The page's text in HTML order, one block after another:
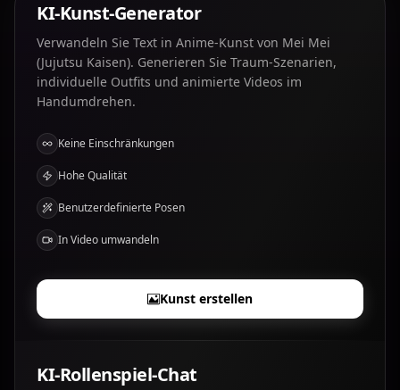
KI-Kunst-Generator
Verwandeln Sie Text in Anime-Kunst von Mei Mei
(Jujutsu Kaisen). Generieren Sie Traum-Szenarien,
individuelle Outfits und animierte Videos im
Handumdrehen.
Keine Einschränkungen
Hohe Qualität
Benutzerdefinierte Posen
In Video umwandeln
Kunst erstellen
KI-Rollenspiel-Chat